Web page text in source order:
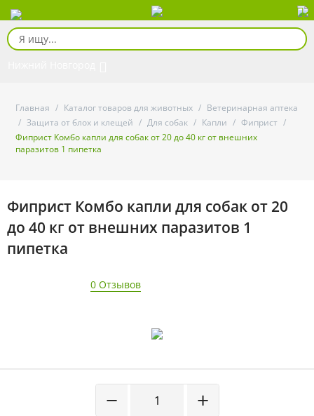
Главная / Каталог товаров для животных / Ветеринарная аптека
/ Защита от блох и клещей / Для собак / Капли / Фиприст /
Фиприст Комбо капли для собак от 20 до 40 кг от внешних
паразитов 1 пипетка
Фиприст Комбо капли для собак от 20
до 40 кг от внешних паразитов 1
пипетка
0 Отзывов
+
−